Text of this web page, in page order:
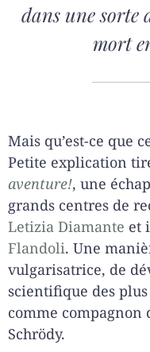
dans une sorte
mort
Mais qu’est-ce que
Petite explication
aventure!, une
grands centres de
Letizia Diamante et
Flandoli. Une
vulgarisatrice, de
scientifique des
comme
Schrödy.